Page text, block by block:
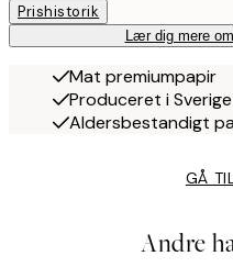
Prishistorik
Lær dig mere
Mat premiumpapir
Produceret i Sverige
Aldersbestandigt
GÅ
Andre